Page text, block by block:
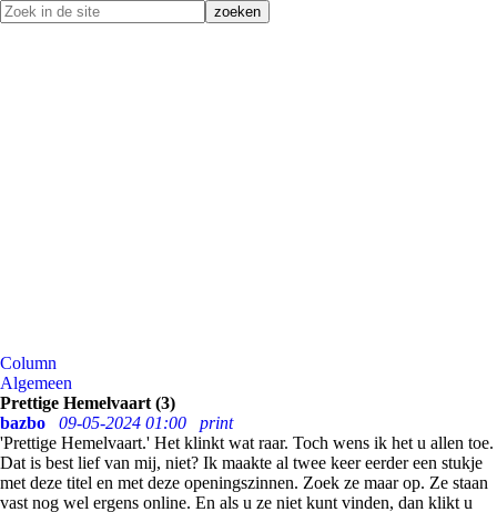
Column
Algemeen
Prettige Hemelvaart (3)
bazbo
09-05-2024 01:00
print
'Prettige Hemelvaart.' Het klinkt wat raar. Toch wens ik het u allen toe.
Dat is best lief van mij, niet? Ik maakte al twee keer eerder een stukje
met deze titel en met deze openingszinnen. Zoek ze maar op. Ze staan
vast nog wel ergens online. En als u ze niet kunt vinden, dan klikt u